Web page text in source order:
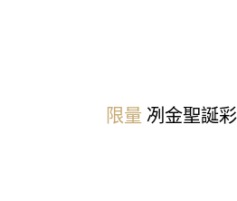
限量 冽金聖誕